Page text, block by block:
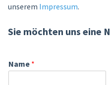
unserem Impressum.
Sie möchten uns eine
Name *